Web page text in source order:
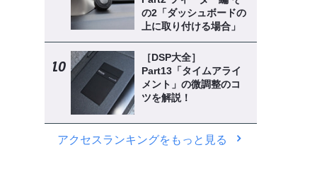
の2「ダッシュボードの
上に取り付ける場合」
［DSP大全］
Part13「タイムアライ
メント」の微調整のコ
ツを解説！
アクセスランキングをもっと見る